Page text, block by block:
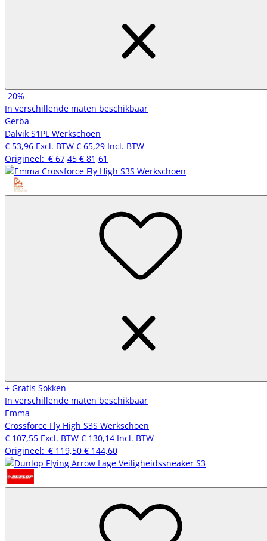
-20%
In verschillende maten beschikbaar
Gerba
Dalvik S1PL Werkschoen
€ 53,96 Excl. BTW € 65,29 Incl. BTW
Origineel: € 67,45 € 81,61
+ Gratis Sokken
In verschillende maten beschikbaar
Emma
Crossforce Fly High S3S Werkschoen
€ 107,55 Excl. BTW € 130,14 Incl. BTW
Origineel: € 119,50 € 144,60